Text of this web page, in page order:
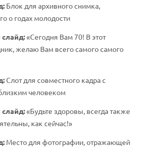
Блок для архивного снимка,
о годах молодости
«Сегодня Вам 70! В этот
желаю Вам всего самого самого
Слот для совместного кадра с
человеком
«Будьте здоровы, всегда также
как сейчас!»
Место для фотографии, отражающей